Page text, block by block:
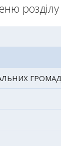
розділу
ГРОМАД